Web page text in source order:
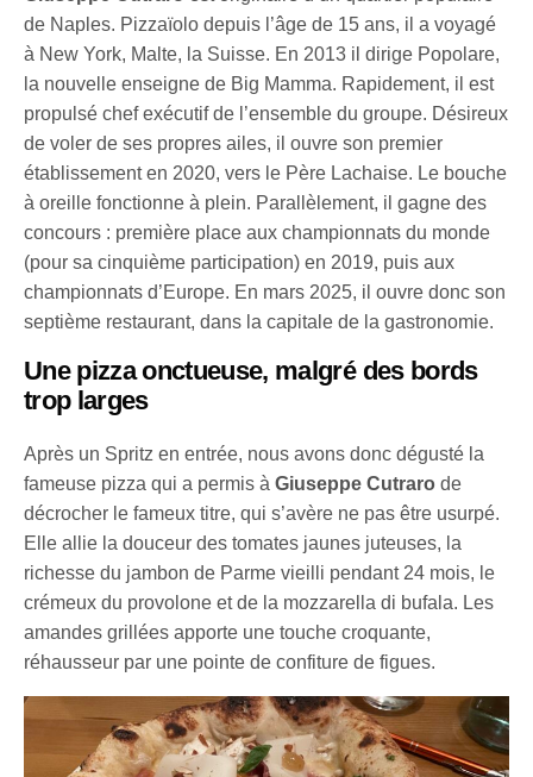
de Naples. Pizzaïolo depuis l’âge de 15 ans, il a voyagé
à New York, Malte, la Suisse. En 2013 il dirige Popolare,
la nouvelle enseigne de Big Mamma. Rapidement, il est
propulsé chef exécutif de l’ensemble du groupe. Désireux
de voler de ses propres ailes, il ouvre son premier
établissement en 2020, vers le Père Lachaise. Le bouche
à oreille fonctionne à plein. Parallèlement, il gagne des
concours : première place aux championnats du monde
(pour sa cinquième participation) en 2019, puis aux
championnats d’Europe. En mars 2025, il ouvre donc son
septième restaurant, dans la capitale de la gastronomie.
Une pizza onctueuse, malgré des bords
trop larges
Après un Spritz en entrée, nous avons donc dégusté la
fameuse pizza qui a permis àGiuseppe Cutrarode
décrocher le fameux titre, qui s’avère ne pas être usurpé.
Elle allie la douceur des tomates jaunes juteuses, la
richesse du jambon de Parme vieilli pendant 24 mois, le
crémeux du provolone et de la mozzarella di bufala. Les
amandes grillées apporte une touche croquante,
réhausseur par une pointe de confiture de figues.